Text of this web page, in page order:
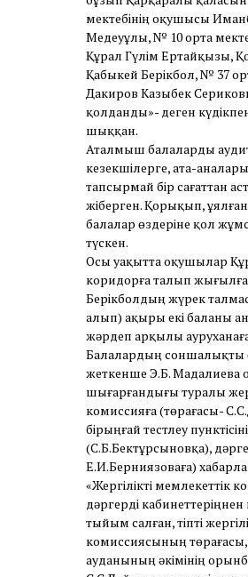
мектебінің оқушысы
Медеуұлы, № 10 орта
Құрал Гүлім Ертайқызы,
Қабыкей Берікбол, № 37
Дакиров Казыбек
қолданды»- деген
шыққан.
Аталмыш балаларды
кезекшілерге, ата-
тапсырмай бір сағаттан
жіберген. Қорықып,
балалар өздеріне қол
түскен.
Осы уақытта оқушылар
коридорға талып
Берікболдың жүрек
алып) ақыры екі баланы
жәрдеп арқылы ауруханаға
Балалардың соншалықты
жеткенше Э.Б. Мадалиева
шығарғандығы туралы
комиссияға (төрағасы-
бірыңғай тестлеу
(С.Б.Бектұрсыновқа),
Е.И.Берниязоваға)
«Жергілікті мемлекеттік
дәргерді
тыйым салған, тіпті
комиссиясының
ауданының әкімінің